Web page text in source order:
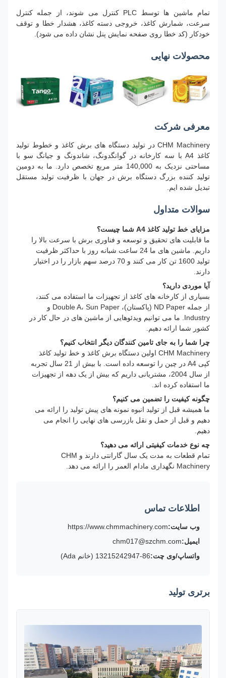
تمام ماشین ها توسط PLC کنترل می شوند، از جمله کنترل
سرعت، شمارش کاغذ، خروجی دسته کاغذ، هشدار خطا و توقف
خودکار (کد خطا روی صفحه نمایش پنل نشان داده می شود).
محصولات نهایی
معرفی شرکت
CHM Machinery در تولید دستگاه های برش کاغذ و خطوط تولید
کاغذ A4 با سه کارخانه در گوانگدونگ، شاندونگ و جیانگ سو با
مساحتی نزدیک به 140,000 متر مربع تخصص دارد. ما به دومین
تولید کننده بزرگ دستگاه برش در جهان با ظرفیت تولید مستقل
تبدیل شده ایم.
سوالات متداول
مزایای خط تولید کاغذ A4 شما چیست؟
ما قابلیت های تحقیق و توسعه و فناوری برش با سرعت بالا را
داریم. ماشین های ما 24 ساعت شبانه روز با حداکثر ظرفیت
تولید 1600 تن کار می کنند و 70 درصد سهم بازار را در اختیار
آیا موردی دارید؟
بسیاری از کارخانه های کاغذ از تجهیزات ما استفاده می کنند،
از جمله ND Paper (پاکستان)، Double A، Sun Paper و
Industry. ما می توانیم ویدئوهایی از ماشین های در حال کار در
کشور شما ارائه دهیم.
چرا شما را به جای تامین کنندگان دیگر انتخاب کنیم؟
CHM Machinery اولین دستگاه برش کاغذ و خط تولید کاغذ
کپی A4 در چین را توسعه داده است. با بیش از 21 سال تجربه
از سال 2004، مشتریانی داریم که بیش از یک دهه از تجهیزات
ما استفاده کرده اند.
چگونه کیفیت را تضمین می کنیم؟
ما همیشه قبل از تولید انبوه نمونه های پیش تولید را ارائه می
دهیم و قبل از حمل و نقل بازرسی های نهایی را انجام می
چه نوع خدمات کیفیتی ارائه می دهید؟
تمام قطعات به مدت یک سال گارانتی دارند و CHM
Machinery نگهداری مادام العمر را ارائه می دهد.
اطلاعات تماس
وب سایت:https://www.chmmachinery.com
chm017@szchm.com
واتساپ/وی چت: 86-13215242947 (خانم Ada)
برتری تولید